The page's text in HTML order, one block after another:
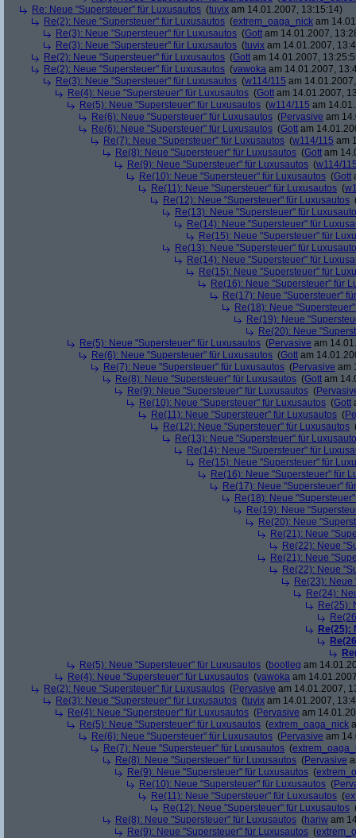
Re: Neue "Supersteuer" für Luxusautos (tuvix am 14.01.2007, 13:15:14)
Re(2): Neue "Supersteuer" für Luxusautos (extrem_oaga_nick am
Re(3): Neue "Supersteuer" für Luxusautos (Gott am 14.01.2007,
Re(3): Neue "Supersteuer" für Luxusautos (tuvix am 14.01.2007,
Re(2): Neue "Supersteuer" für Luxusautos (Gott am 14.01.2007,
Re(2): Neue "Supersteuer" für Luxusautos (vawoka am 14.01.2007,
Re(3): Neue "Supersteuer" für Luxusautos (w114/115 am
Re(4): Neue "Supersteuer" für Luxusautos (Gott am 14.01.2007,
Re(5): Neue "Supersteuer" für Luxusautos (w114/115 am
Re(6): Neue "Supersteuer" für Luxusautos (Pervasive am
Re(6): Neue "Supersteuer" für Luxusautos (Gott am
Re(7): Neue "Supersteuer" für Luxusautos (w114/115 am
Re(8): Neue "Supersteuer" für Luxusautos (Gott am
Re(9): Neue "Supersteuer" für Luxusautos (w114/
Re(10): Neue "Supersteuer" für Luxusautos (Gott
Re(11): Neue "Supersteuer" für Luxusautos (
Re(12): Neue "Supersteuer" für Luxusautos
Re(13): Neue "Supersteuer" für
Re(14): Neue "Supersteuer" für
Re(15): Neue "Supersteuer" für
Re(13): Neue "Supersteuer" für
Re(14): Neue "Supersteuer" für
Re(15): Neue "Supersteuer" für
Re(16): Neue "Supersteuer" für
Re(17): Neue "Supersteuer"
Re(18): Neue
Re(19): Neue
Re(20): Neue
Re(5): Neue "Supersteuer" für Luxusautos (Pervasive am
Re(6): Neue "Supersteuer" für Luxusautos (Gott am
Re(7): Neue "Supersteuer" für Luxusautos (Pervasive am
Re(8): Neue "Supersteuer" für Luxusautos (Gott am
Re(9): Neue "Supersteuer" für Luxusautos (
Re(10): Neue "Supersteuer" für Luxusautos (Gott
Re(11): Neue "Supersteuer" für Luxusautos (
Re(12): Neue "Supersteuer" für Luxusautos
Re(13): Neue "Supersteuer" für
Re(14): Neue "Supersteuer" für
Re(15): Neue "Supersteuer" für
Re(16): Neue "Supersteuer" für
Re(17): Neue "Supersteuer"
Re(18): Neue
Re(19): Neue
Re(20): Neue
Re(21): Neue
Re(22): Neue
Re(21): Neue
Re(22): Neue
Re(23):
Re(24):
Re(25):
Re(25):
Re(5): Neue "Supersteuer" für Luxusautos (bootleg am
Re(4): Neue "Supersteuer" für Luxusautos (vawoka am
Re(2): Neue "Supersteuer" für Luxusautos (Pervasive am 14.01.2007,
Re(3): Neue "Supersteuer" für Luxusautos (tuvix am 14.01.2007,
Re(4): Neue "Supersteuer" für Luxusautos (Pervasive am
Re(5): Neue "Supersteuer" für Luxusautos (extrem_oaga_nick
Re(6): Neue "Supersteuer" für Luxusautos (Pervasive am
Re(7): Neue "Supersteuer" für Luxusautos (
Re(8): Neue "Supersteuer" für Luxusautos (Pervasive
Re(9): Neue "Supersteuer" für Luxusautos (
Re(10): Neue "Supersteuer" für Luxusautos (
Re(11): Neue "Supersteuer" für Luxusautos (
Re(12): Neue "Supersteuer" für Luxusautos
Re(8): Neue "Supersteuer" für Luxusautos (hariw am
Re(9): Neue "Supersteuer" für Luxusautos (